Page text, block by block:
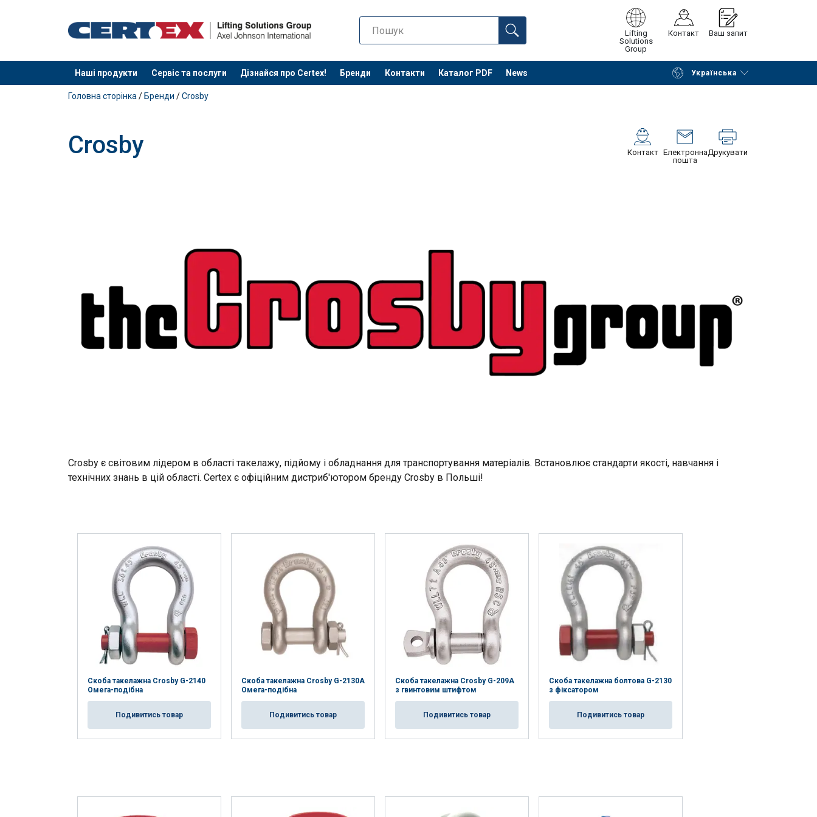
Lifting
Solutions
Group
Контакт Ваш запит
Наші продукти Сервіс та послуги Дізнайся про Certex! Бренди Контакти Каталог PDF News Українська
added to your quote Continue Request quotation
Головна сторінка / Бренди /Crosby
Crosby Контакт Електронна
пошта
Друкувати
Crosby є світовим лідером в області такелажу, підйому і обладнання для транспортування матеріалів. Встановлює стандарти якості, навчання і
технічних знань в цій області. Certex є офіційним дистриб'ютором бренду Crosby в Польші!
Скоба такелажна Crosby G-2140
Омега-подібна
Подивитись товар
Скоба такелажна Crosby G-2130A
Омега-подібна
Подивитись товар
Скоба такелажна Crosby G-209A
з гвинтовим штифтом
Подивитись товар
Скоба такелажна болтова G-2130
з фіксатором
Подивитись товар